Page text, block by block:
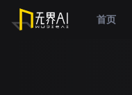
首页